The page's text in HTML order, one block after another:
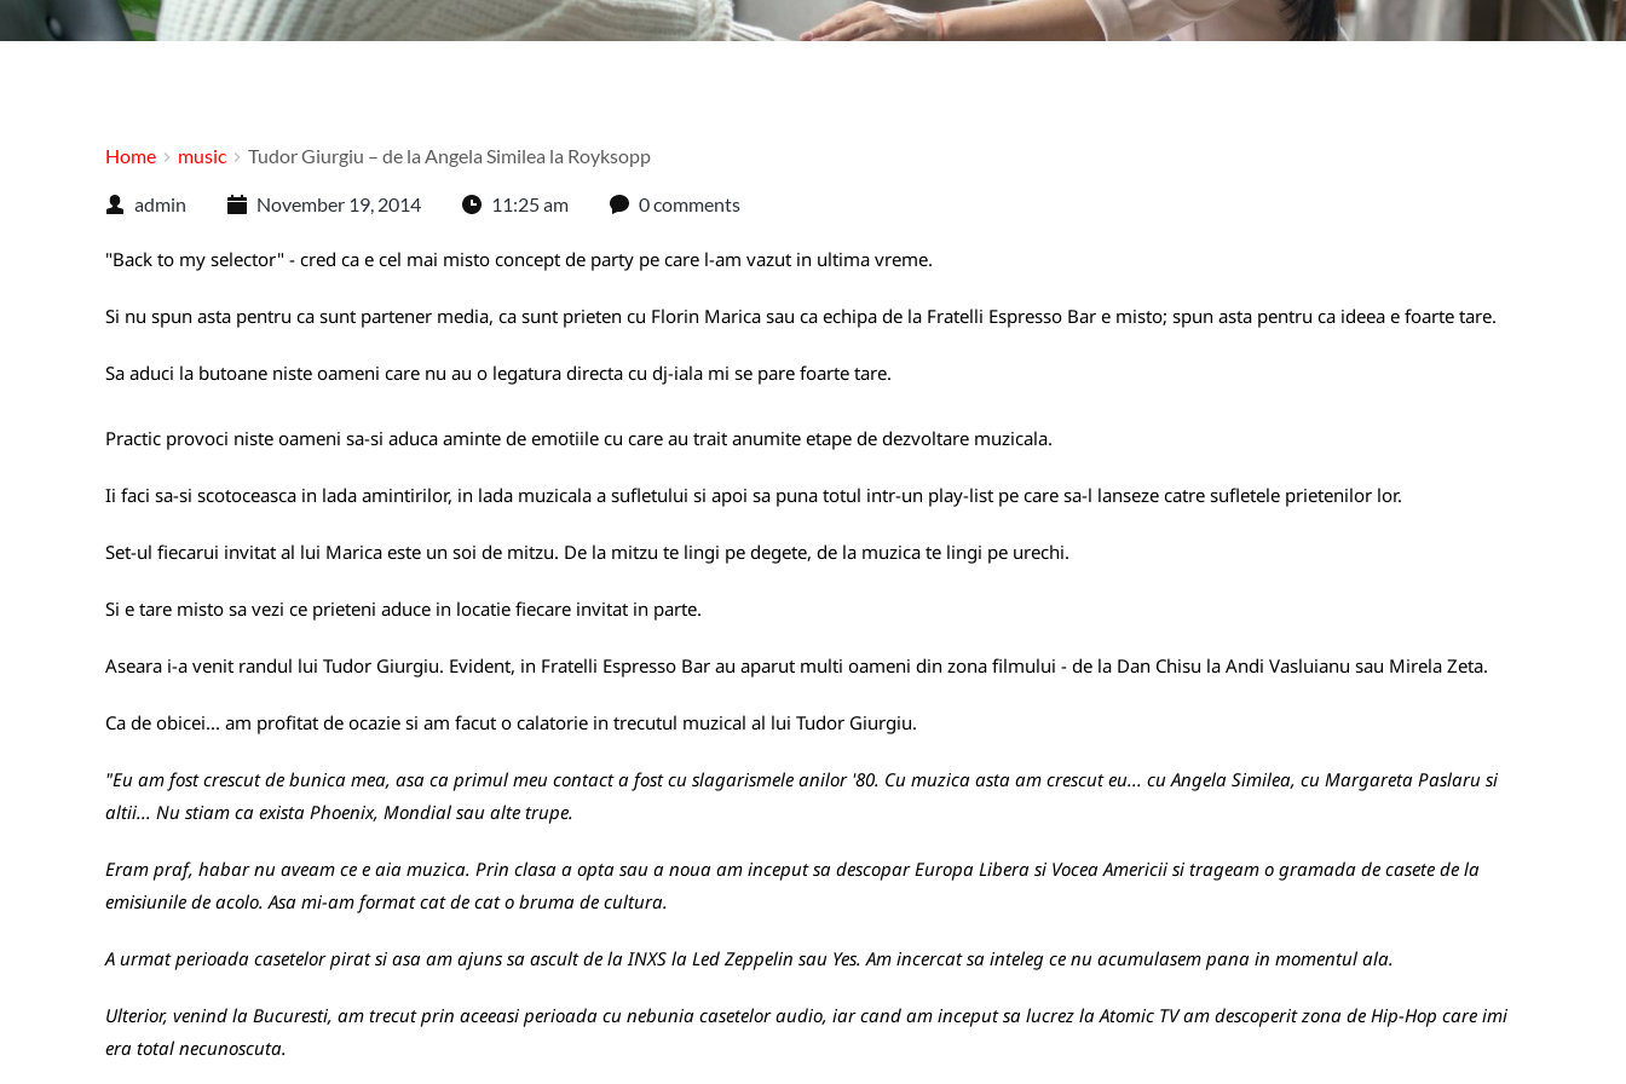
Home music Tudor Giurgiu – de la Angela Similea la Royksopp
admin November 19, 2014 11:25 am 0 comments
"Back to my selector" - cred ca e cel mai misto concept de party pe care l-am vazut in ultima vreme.
Si nu spun asta pentru ca sunt partener media, ca sunt prieten cu Florin Marica sau ca echipa de la Fratelli Espresso Bar e misto; spun asta pentru ca ideea e foarte tare.
Sa aduci la butoane niste oameni care nu au o legatura directa cu dj-iala mi se pare foarte tare.
Practic provoci niste oameni sa-si aduca aminte de emotiile cu care au trait anumite etape de dezvoltare muzicala.
Ii faci sa-si scotoceasca in lada amintirilor, in lada muzicala a sufletului si apoi sa puna totul intr-un play-list pe care sa-l lanseze catre sufletele prietenilor lor.
Set-ul fiecarui invitat al lui Marica este un soi de mitzu. De la mitzu te lingi pe degete, de la muzica te lingi pe urechi.
Si e tare misto sa vezi ce prieteni aduce in locatie fiecare invitat in parte.
Aseara i-a venit randul lui Tudor Giurgiu. Evident, in Fratelli Espresso Bar au aparut multi oameni din zona filmului - de la Dan Chisu la Andi Vasluianu sau Mirela Zeta.
Ca de obicei... am profitat de ocazie si am facut o calatorie in trecutul muzical al lui Tudor Giurgiu.
"Eu am fost crescut de bunica mea, asa ca primul meu contact a fost cu slagarismele anilor '80. Cu muzica asta am crescut eu... cu Angela Similea, cu Margareta Paslaru si
altii... Nu stiam ca exista Phoenix, Mondial sau alte trupe.
Eram praf, habar nu aveam ce e aia muzica. Prin clasa a opta sau a noua am inceput sa descopar Europa Libera si Vocea Americii si trageam o gramada de casete de la
emisiunile de acolo. Asa mi-am format cat de cat o bruma de cultura.
A urmat perioada casetelor pirat si asa am ajuns sa ascult de la INXS la Led Zeppelin sau Yes. Am incercat sa inteleg ce nu acumulasem pana in momentul ala.
Ulterior, venind la Bucuresti, am trecut prin aceeasi perioada cu nebunia casetelor audio, iar cand am inceput sa lucrez la Atomic TV am descoperit zona de Hip-Hop care imi
era total necunoscuta.